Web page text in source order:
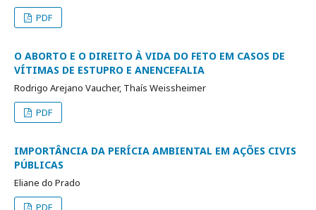
PDF
O ABORTO E O DIREITO À VIDA DO FETO EM CASOS DE
VÍTIMAS DE ESTUPRO E ANENCEFALIA
Rodrigo Arejano Vaucher, Thaís Weissheimer
PDF
IMPORTÂNCIA DA PERÍCIA AMBIENTAL EM AÇÕES CIVIS
PÚBLICAS
Eliane do Prado
PDF